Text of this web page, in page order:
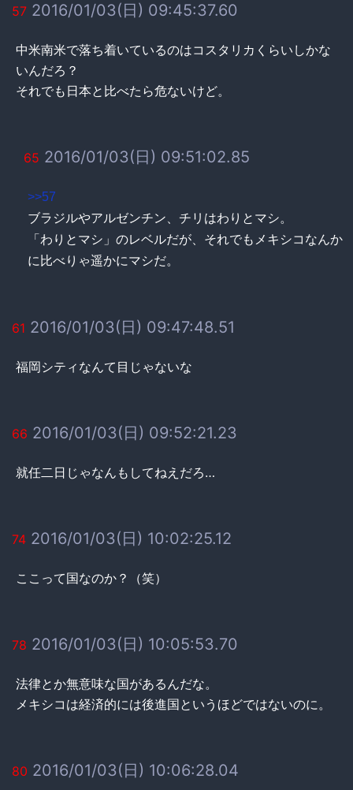
57 2016/01/03(日) 09:45:37.60
中米南米で落ち着いているのはコスタリカくらいしかな
いんだろ？
それでも日本と比べたら危ないけど。
65 2016/01/03(日) 09:51:02.85
>>57
ブラジルやアルゼンチン、チリはわりとマシ。
「わりとマシ」のレベルだが、それでもメキシコなんか
に比べりゃ遥かにマシだ。
61 2016/01/03(日) 09:47:48.51
福岡シティなんて目じゃないな
66 2016/01/03(日) 09:52:21.23
就任二日じゃなんもしてねえだろ…
74 2016/01/03(日) 10:02:25.12
ここって国なのか？（笑）
78 2016/01/03(日) 10:05:53.70
法律とか無意味な国があるんだな。
メキシコは経済的には後進国というほどではないのに。
80 2016/01/03(日) 10:06:28.04